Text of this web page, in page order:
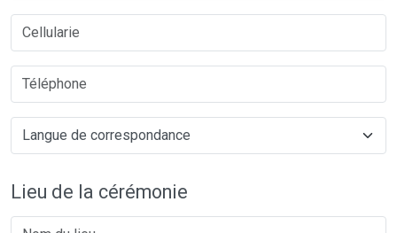
Lieu de la cérémonie